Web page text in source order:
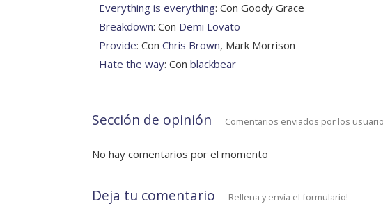
Everything is everything: Con Goody Grace
Breakdown: Con Demi Lovato
Provide: Con Chris Brown, Mark Morrison
Hate the way: Con blackbear
Sección de opinión Comentarios enviados por los
No hay comentarios por el momento
Deja tu comentario Rellena y envía el formulario!